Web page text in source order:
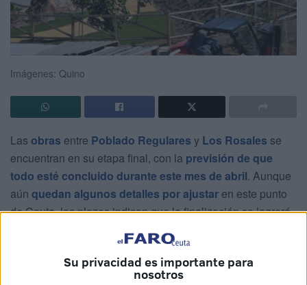
Su privacidad es importante para
nosotros
Imágenes: Quino
Las obras entre Poblado Regulares y Los Rosales se
encuentran en su etapa final, con la previsión de que
todo esté concluido durante este mes de abril. Aunque
aún quedan algunos detalles por ajustar en este punto
de Ceuta, los plazos indican que la finalización se logrará
Se trata de un proyecto de gran envergadura cuyo
principal objetivo es mejorar la calidad de vida de los